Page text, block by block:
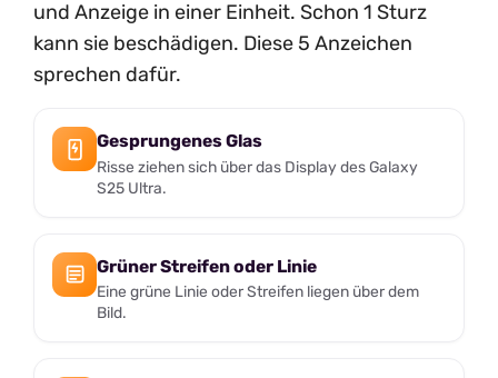
und Anzeige in einer Einheit. Schon 1 Sturz
kann sie beschädigen. Diese 5 Anzeichen
sprechen dafür.
Gesprungenes Glas
Risse ziehen sich über das Display des Galaxy
S25 Ultra.
Grüner Streifen oder Linie
Eine grüne Linie oder Streifen liegen über dem
Bild.